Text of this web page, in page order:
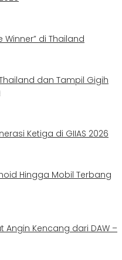
di Thailand
dan Tampil Gigih
Ketiga di GIIAS 2026
Hingga Mobil Terbang
Angin Kencang dari DAW –